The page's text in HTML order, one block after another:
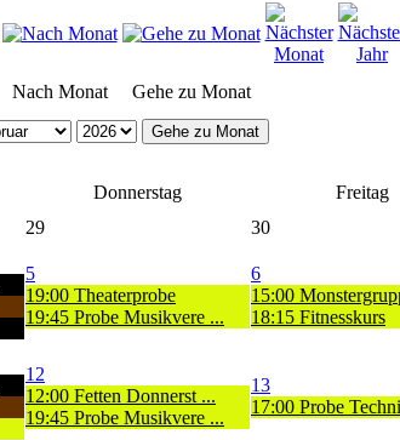
Nach Monat Gehe zu Monat
Gehe zu Monat
Donnerstag Freitag
29 30
5
19:00 Theaterprobe
19:45 Probe Musikvere ...
6
15:00
18:15 Fitnesskurs
12
12:00 Fetten Donnerst ...
19:45 Probe Musikvere ...
13
17:00 Probe